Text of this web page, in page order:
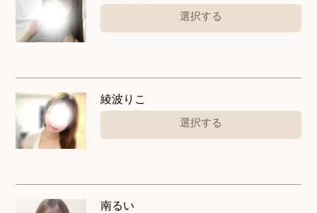
選択する
綾波りこ
選択する
南るい